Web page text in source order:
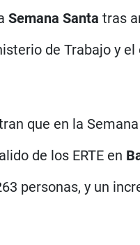
Semana Santa tras
de Trabajo y el
que en la
de los ERTE en
personas, y un